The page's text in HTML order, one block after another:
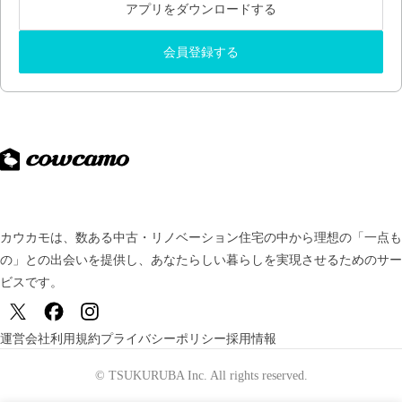
アプリをダウンロードする
会員登録する
カウカモは、数ある中古・リノベーション住宅の中から理想の「一点も
の」との出会いを提供し、 あなたらしい暮らしを実現させるためのサー
ビスです。
運営会社利用規約プライバシーポリシー採用情報
© TSUKURUBA Inc. All rights reserved.